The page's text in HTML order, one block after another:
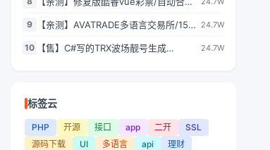
9
【亲测】AVATRADE多语言交易所/15国
易+申购+矿机+风控/前端wap+pc纯源
24.7W
10
【售】C#写的TRX波场靓号生成
24.7W
标签云
PHP 开源 接口 app 二开
SSL
源码下载
UI 多语言 api
理财